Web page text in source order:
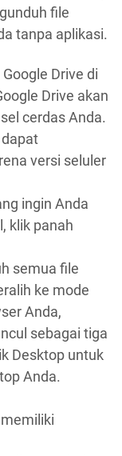
file
tanpa aplikasi.
Drive di
Drive akan
cerdas Anda.
versi seluler
ingin Anda
klik panah
semua file
ke mode
Anda,
sebagai tiga
Desktop untuk
Anda.